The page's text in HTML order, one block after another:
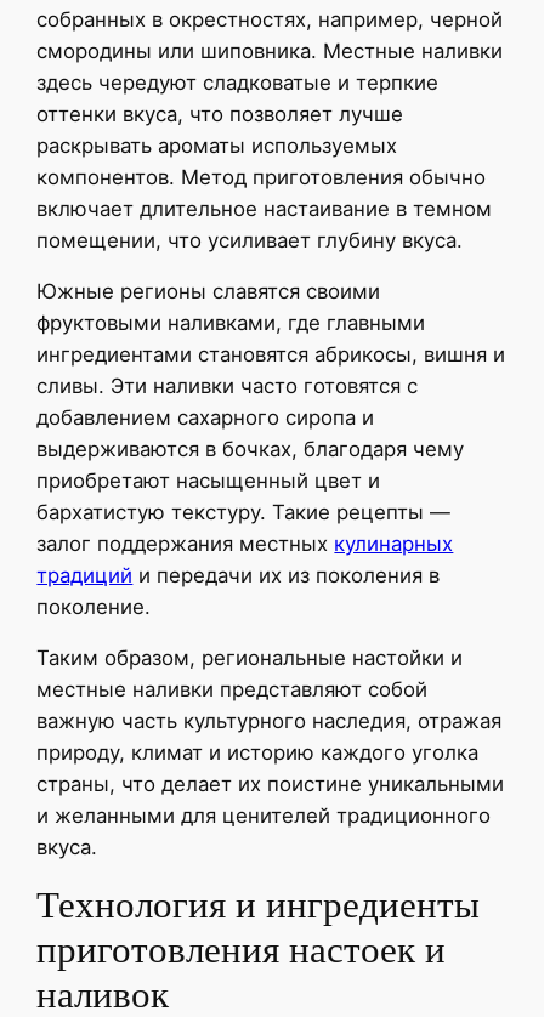
собранных в окрестностях, например, черной
смородины или шиповника. Местные наливки
здесь чередуют сладковатые и терпкие
оттенки вкуса, что позволяет лучше
раскрывать ароматы используемых
компонентов. Метод приготовления обычно
включает длительное настаивание в темном
помещении, что усиливает глубину вкуса.
Южные регионы славятся своими
фруктовыми наливками, где главными
ингредиентами становятся абрикосы, вишня и
сливы. Эти наливки часто готовятся с
добавлением сахарного сиропа и
выдерживаются в бочках, благодаря чему
приобретают насыщенный цвет и
бархатистую текстуру. Такие рецепты —
залог поддержания местных кулинарных
традиций и передачи их из поколения в
поколение.
Таким образом, региональные настойки и
местные наливки представляют собой
важную часть культурного наследия, отражая
природу, климат и историю каждого уголка
страны, что делает их поистине уникальными
и желанными для ценителей традиционного
вкуса.
Технология и ингредиенты
приготовления настоек и
наливок